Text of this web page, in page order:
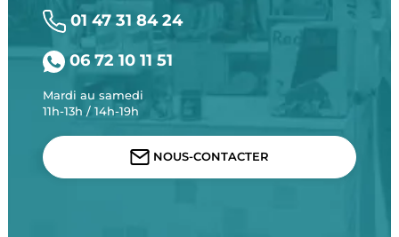
01 47 31 84 24
06 72 10 11 51
Mardi au samedi
11h-13h / 14h-19h
NOUS-CONTACTER